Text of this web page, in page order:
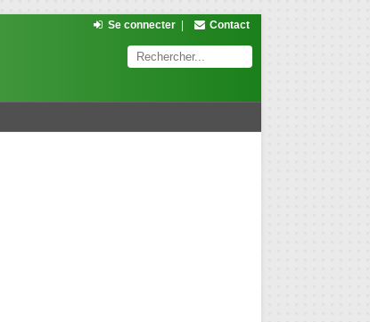
Se connecter Contact